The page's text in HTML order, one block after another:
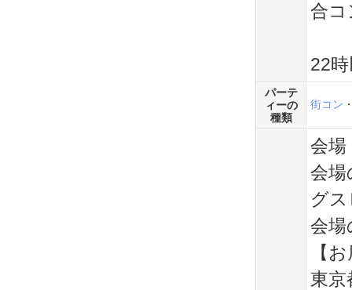
合コ
22
パーテ
ィーの
種類
街コン
会場
会
グ
会場
【
東京